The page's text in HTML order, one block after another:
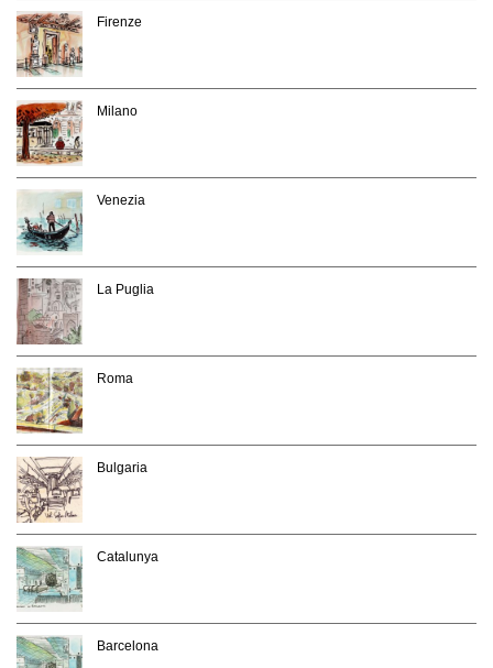
Firenze
Milano
Venezia
La Puglia
Roma
Bulgaria
Catalunya
Barcelona